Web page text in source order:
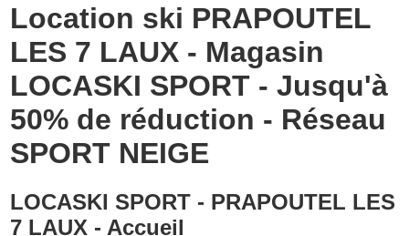
Location ski PRAPOUTEL
LES 7 LAUX - Magasin
LOCASKI SPORT - Jusqu'à
50% de réduction - Réseau
SPORT NEIGE
LOCASKI SPORT - PRAPOUTEL LES
7 LAUX - Accueil